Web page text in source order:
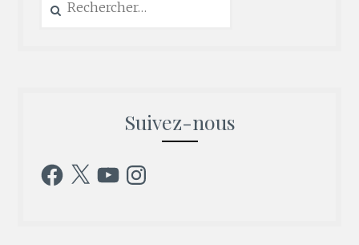
Suivez-nous
Facebook
X YouTubeInstagram